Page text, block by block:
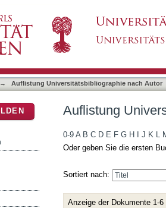
→ Auflistung Universitätsbibliographie nach Autor
Auflistung
0-9 A B C D E F G H J K L
Oder geben Sie die ersten
Sortiert nach:
Anzeige der Dokumente 1-6